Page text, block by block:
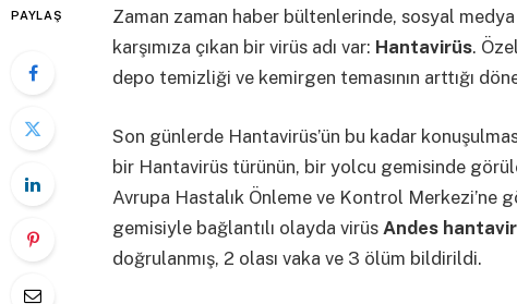
PAYLAŞ
Zaman zaman haber bültenlerinde, sosyal
karşımıza çıkan bir virüs adı var: Hantavirüs.
depo temizliği ve kemirgen temasının arttığı
Son günlerde Hantavirüs’ün bu kadar
bir Hantavirüs türünün, bir yolcu gemisinde
Avrupa Hastalık Önleme ve Kontrol Merkezi’ne
gemisiyle bağlantılı olayda virüs Andes
doğrulanmış, 2 olası vaka ve 3 ölüm bildirildi.